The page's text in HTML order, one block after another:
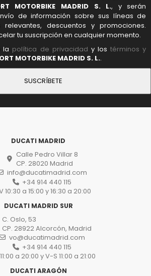
MOTORBIKE MADRID S. L., y serán
de información sobre sus líneas de
relevantes, descuentos y promociones.
tu suscripción en cualquier momento.
la política de privacidad y lostérminos y
MOTORBIKE MADRID S. L..
DUCATI MADRID
Calle Pedro Villar 8
CP. 28020 Madrid
info@ducatimadrid.com
+34 914 440 115
10:30 a 15:00 y 16:30 a 20:00
DUCATI MADRID SUR
C. Oslo, 53
CP. 28922 Alcorcón, Madrid
vo@ducatimadrid.com
+34 914 440 115
a 20:00 y V-S 11:00 a 21:00
DUCATI ARAGÓN